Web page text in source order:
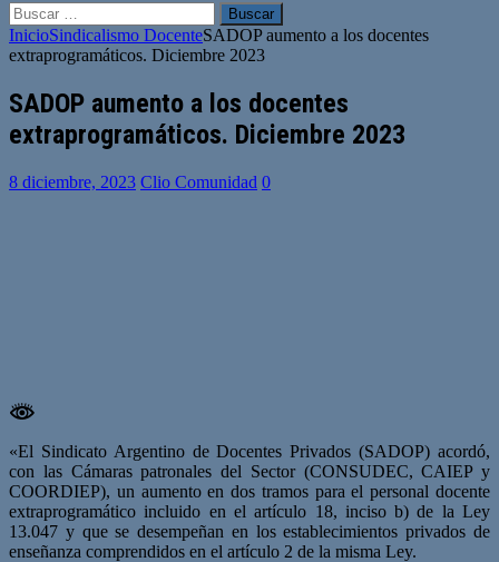
Buscar:
InicioSindicalismo DocenteSADOP aumento a los docentes
extraprogramáticos. Diciembre 2023
SADOP aumento a los docentes
extraprogramáticos. Diciembre 2023
8 diciembre, 2023 Clio Comunidad 0
«El Sindicato Argentino de Docentes Privados (SADOP) acordó,
con las Cámaras patronales del Sector (CONSUDEC, CAIEP y
COORDIEP), un aumento en dos tramos para el personal docente
extraprogramático incluido en el artículo 18, inciso b) de la Ley
13.047 y que se desempeñan en los establecimientos privados de
enseñanza comprendidos en el artículo 2 de la misma Ley.